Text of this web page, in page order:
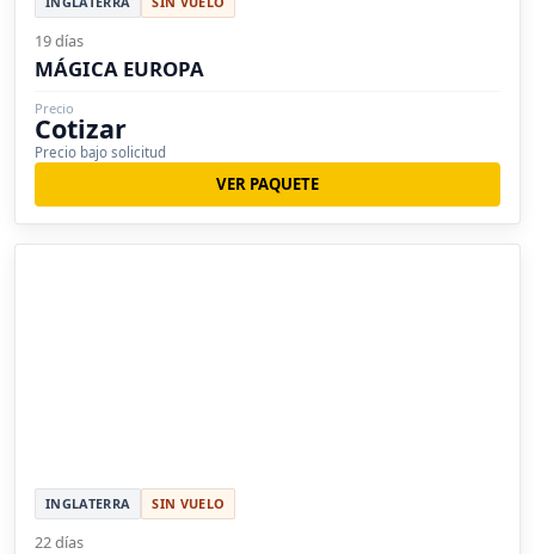
19 días
MÁGICA EUROPA
Precio
Cotizar
Precio bajo solicitud
VER PAQUETE
INGLATERRA SIN VUELO
22 días